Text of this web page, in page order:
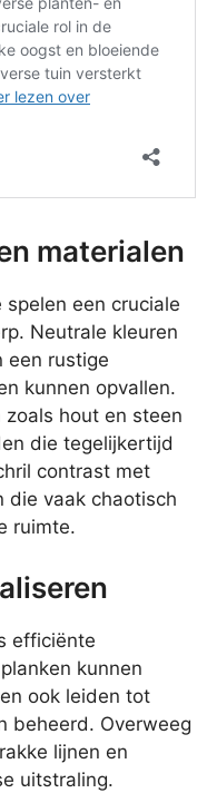
materialen
een cruciale
Neutrale kleuren
een rustige
kunnen opvallen.
hout en steen
die tegelijkertijd
contrast met
die vaak chaotisch
ruimte.
efficiënte
kunnen
ook leiden tot
beheerd. Overweeg
lijnen en
uitstraling.